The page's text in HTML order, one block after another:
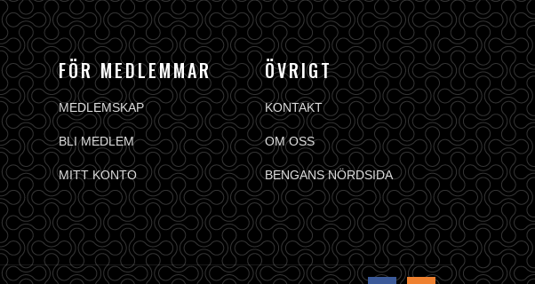
FÖR MEDLEMMAR
MEDLEMSKAP
BLI MEDLEM
MITT KONTO
ÖVRIGT
KONTAKT
OM OSS
BENGANS NÖRDSIDA